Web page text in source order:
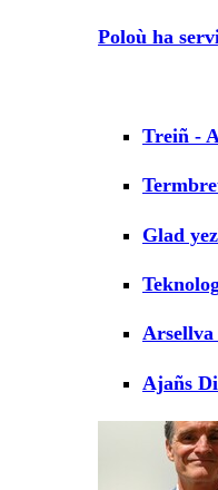
Poloù ha
Treiñ -
Glad
Ajañs